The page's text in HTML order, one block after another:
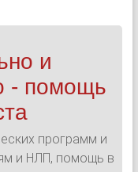
и
- помощь
программ и
и НЛП, помощь в